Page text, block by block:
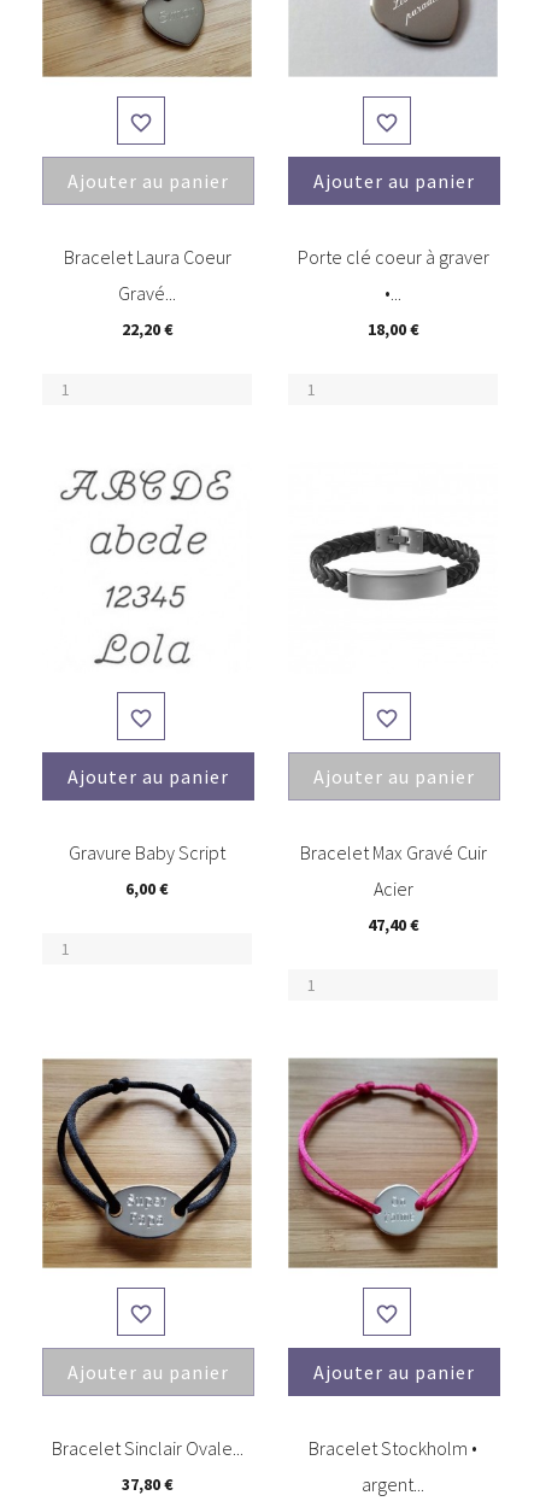

Ajouter au panier
Bracelet Laura Coeur
Gravé...
22,20 €

Ajouter au panier
Porte clé coeur à graver
•...
18,00 €

Ajouter au panier
Gravure Baby Script
6,00 €

Ajouter au panier
Bracelet Max Gravé Cuir
Acier
47,40 €

Ajouter au panier
Bracelet Sinclair Ovale...
37,80 €

Ajouter au panier
Bracelet Stockholm •
argent...